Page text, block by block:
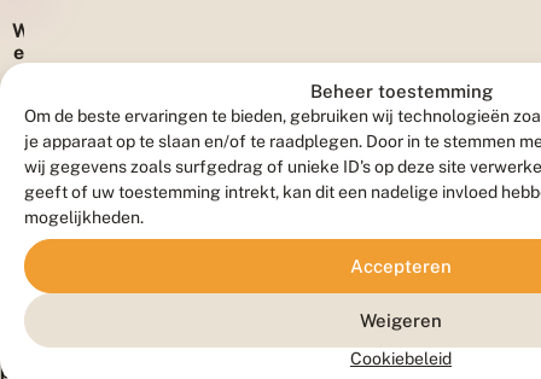
Beheer toestemming
Om de beste ervaringen te bieden, gebruiken wij technologieën
je apparaat op te slaan en/of te raadplegen. Door in te stemmen
wij gegevens zoals surfgedrag of unieke ID's op deze site
geeft of uw toestemming intrekt, kan dit een nadelige invloed
mogelijkheden.
Accepteren
Weigeren
Cookiebeleid
n
d
W
e
il
Waardplanten
Diverse
loofbomen,
waaronder
wilg,
populier